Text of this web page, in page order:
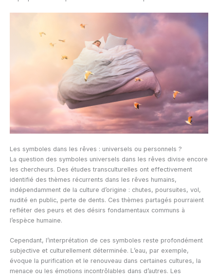
Les symboles dans les rêves : universels ou personnels ?
La question des symboles universels dans les rêves divise encore
les chercheurs. Des études transculturelles ont effectivement
identifié des thèmes récurrents dans les rêves humains,
indépendamment de la culture d’origine : chutes, poursuites, vol,
nudité en public, perte de dents. Ces thèmes partagés pourraient
refléter des peurs et des désirs fondamentaux communs à
l’espèce humaine.
Cependant, l’interprétation de ces symboles reste profondément
subjective et culturellement déterminée. L’eau, par exemple,
évoque la purification et le renouveau dans certaines cultures, la
menace ou les émotions incontrôlables dans d’autres. Les